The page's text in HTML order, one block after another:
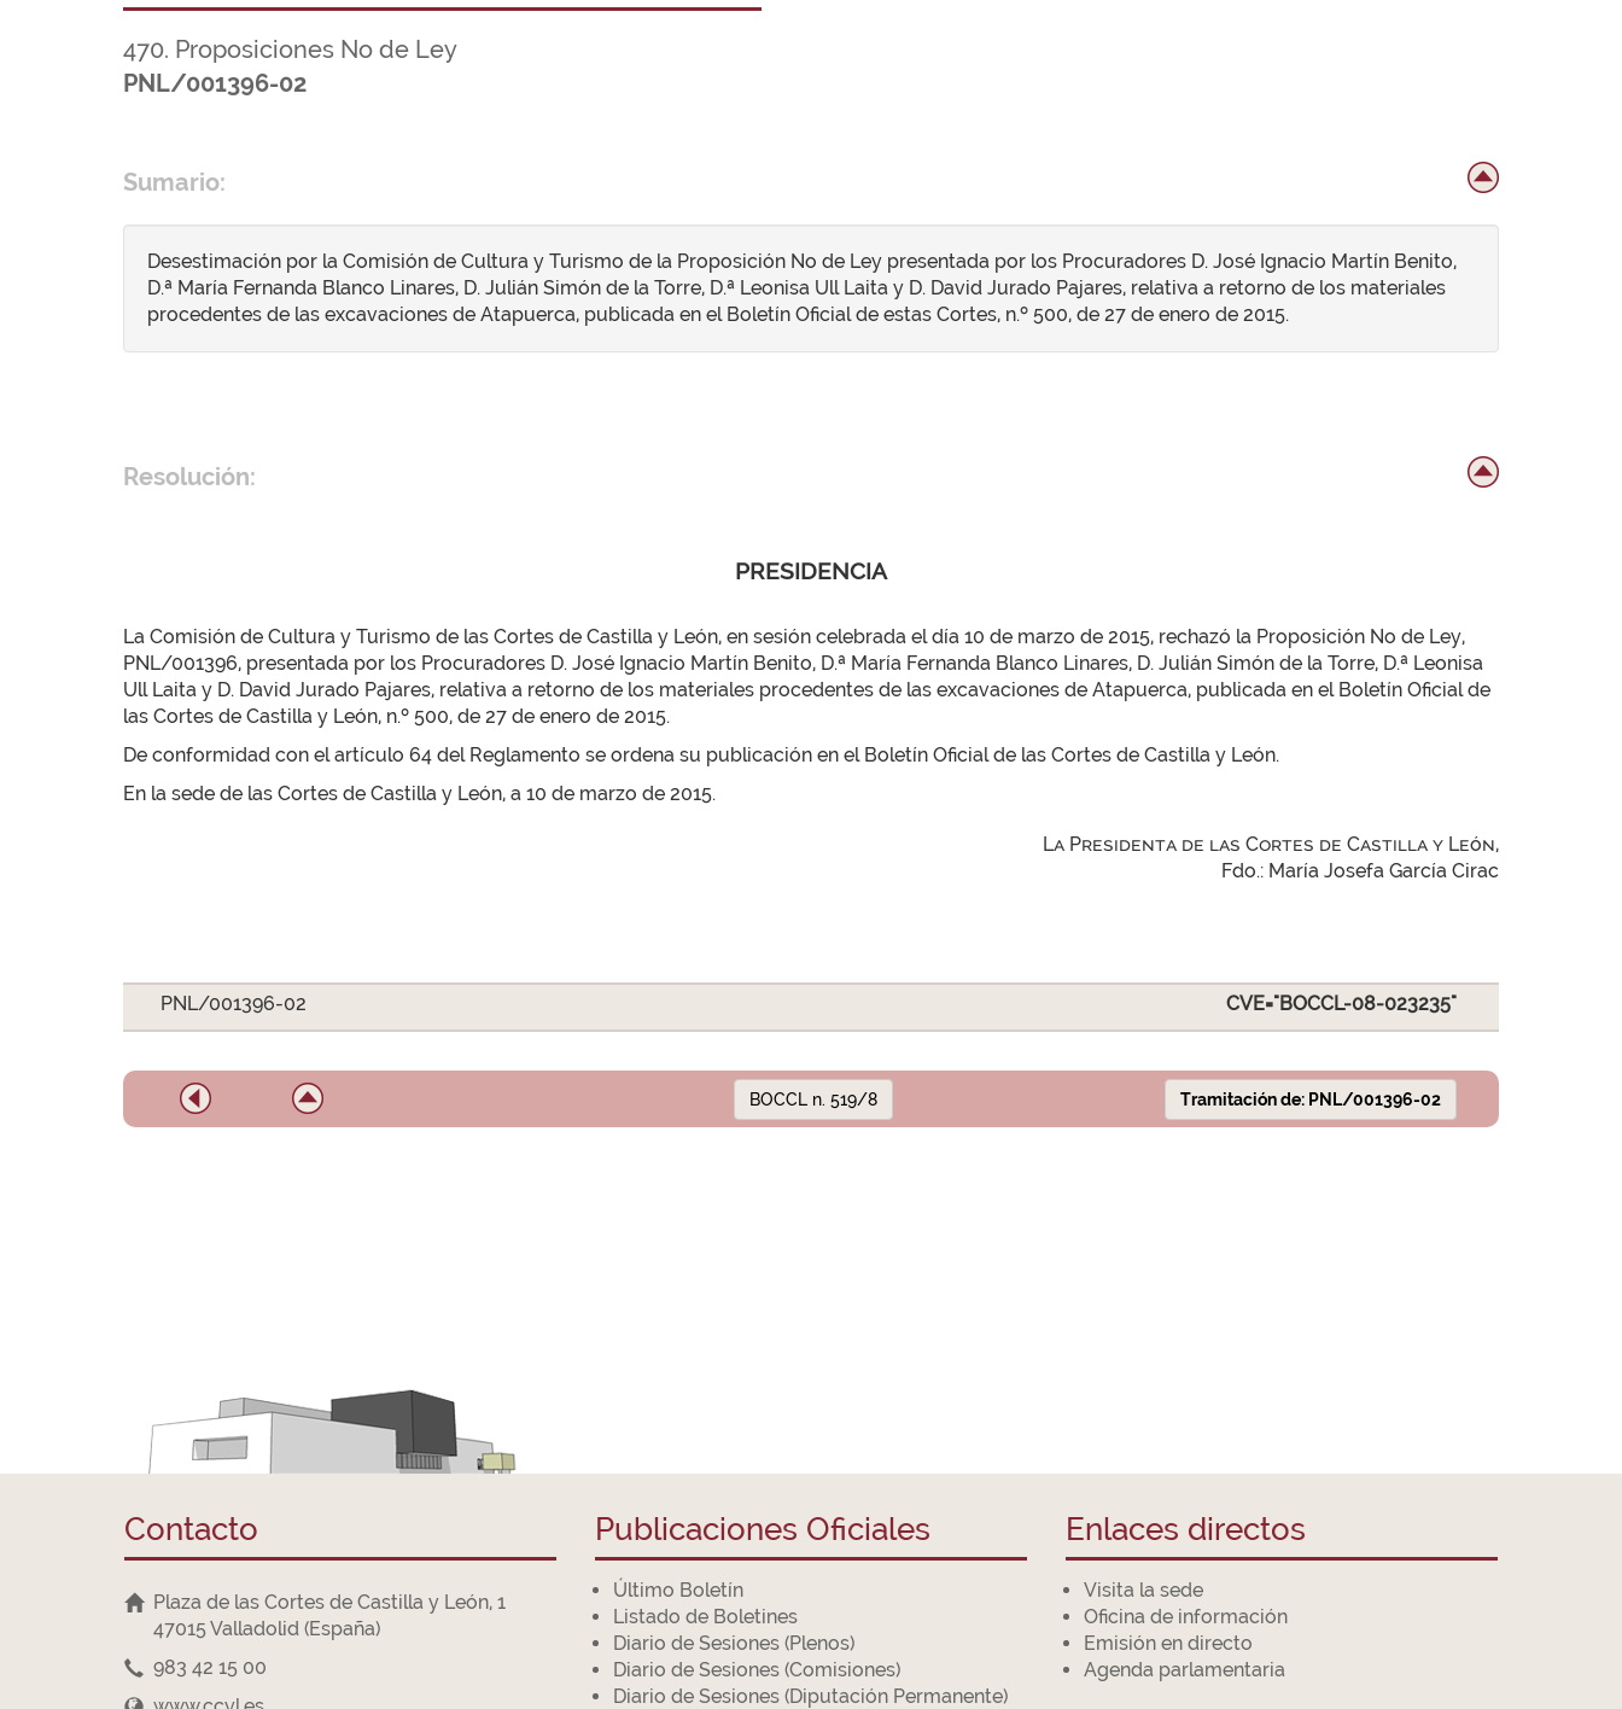
470. Proposiciones No de Ley
PNL/001396-02
Sumario:
Desestimación por la Comisión de Cultura y Turismo de la Proposición No de Ley presentada por los Procuradores D. José Ignacio Martín Benito,
D.ª María Fernanda Blanco Linares, D. Julián Simón de la Torre, D.ª Leonisa Ull Laita y D. David Jurado Pajares, relativa a retorno de los materiales
procedentes de las excavaciones de Atapuerca, publicada en el Boletín Oficial de estas Cortes, n.º 500, de 27 de enero de 2015.
Resolución:
PRESIDENCIA
La Comisión de Cultura y Turismo de las Cortes de Castilla y León, en sesión celebrada el día 10 de marzo de 2015, rechazó la Proposición No de Ley,
PNL/001396, presentada por los Procuradores D. José Ignacio Martín Benito, D.ª María Fernanda Blanco Linares, D. Julián Simón de la Torre, D.ª Leonisa
Ull Laita y D. David Jurado Pajares, relativa a retorno de los materiales procedentes de las excavaciones de Atapuerca, publicada en el Boletín Oficial de
las Cortes de Castilla y León, n.º 500, de 27 de enero de 2015.
De conformidad con el artículo 64 del Reglamento se ordena su publicación en el Boletín Oficial de las Cortes de Castilla y León.
En la sede de las Cortes de Castilla y León, a 10 de marzo de 2015.
La Presidenta de las Cortes de Castilla y León,
Fdo.: María Josefa García Cirac
PNL/001396-02 CVE="BOCCL-08-023235"
BOCCL n. 519/8 Tramitación de: PNL/001396-02
Contacto
Plaza de las Cortes de Castilla y León, 1
47015 Valladolid (España)
983 42 15 00
Publicaciones Oficiales
Último Boletín
Listado de Boletines
Diario de Sesiones (Plenos)
Diario de Sesiones (Comisiones)
Diario de Sesiones (Diputación Permanente)
Enlaces directos
Visita la sede
Oficina de información
Emisión en directo
Agenda parlamentaria